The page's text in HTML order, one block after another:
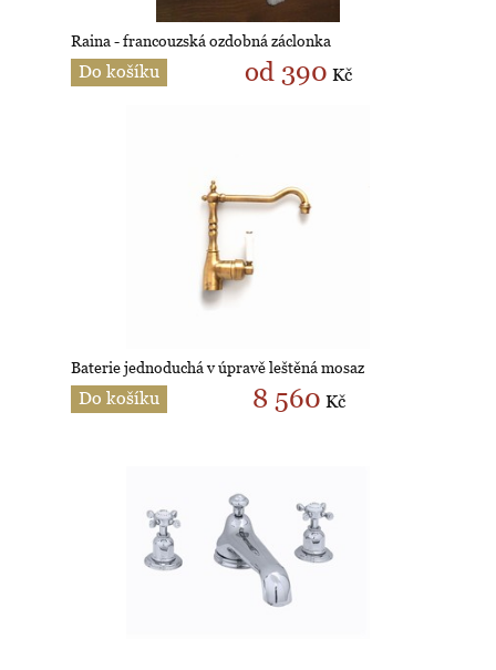
Raina - francouzská ozdobná záclonka
Do košíku od 390 Kč
Baterie jednoduchá v úpravě leštěná mosaz
Do košíku 8 560 Kč